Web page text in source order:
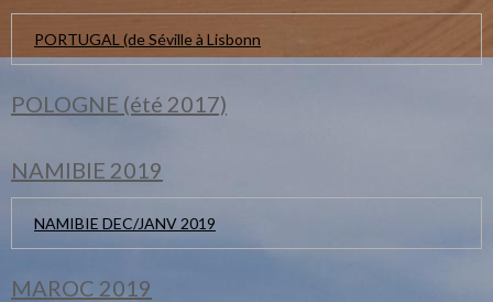
PORTUGAL (de Séville à Lisbonn
POLOGNE (été 2017)
NAMIBIE 2019
NAMIBIE DEC/JANV 2019
MAROC 2019